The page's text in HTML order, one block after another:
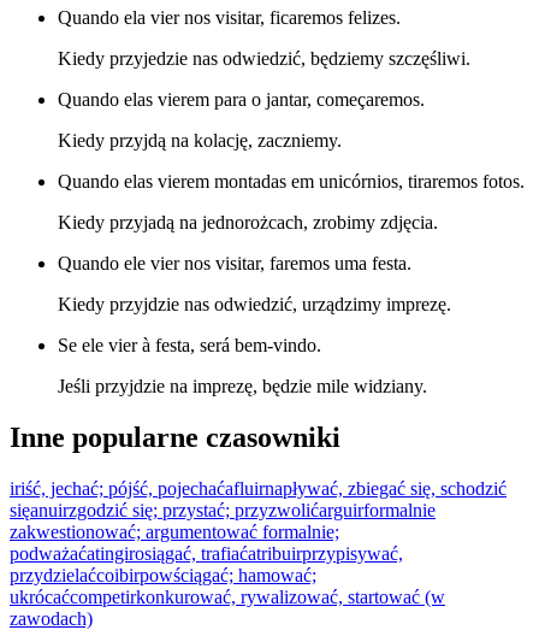
Quando ela vier nos visitar, ficaremos felizes.
Kiedy przyjedzie nas odwiedzić, będziemy szczęśliwi.
Quando elas vierem para o jantar, começaremos.
Kiedy przyjdą na kolację, zaczniemy.
Quando elas vierem montadas em unicórnios, tiraremos fotos.
Kiedy przyjadą na jednorożcach, zrobimy zdjęcia.
Quando ele vier nos visitar, faremos uma festa.
Kiedy przyjdzie nas odwiedzić, urządzimy imprezę.
Se ele vier à festa, será bem-vindo.
Jeśli przyjdzie na imprezę, będzie mile widziany.
Inne popularne czasowniki
iriść, jechać; pójść, pojechaćafluirnapływać, zbiegać się, schodzić
sięanuirzgodzić się; przystać; przyzwolićarguirformalnie
zakwestionować; argumentować formalnie;
podważaćatingirosiągać, trafiaćatribuirprzypisywać,
przydzielaćcoibirpowściągać; hamować;
ukrócaćcompetirkonkurować, rywalizować, startować (w
zawodach)